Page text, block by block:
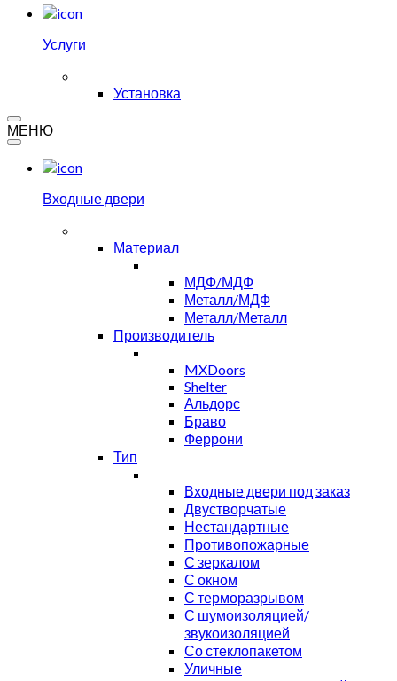
Услуги
Установка
МЕНЮ
Входные двери
Материал
МДФ/МДФ
Металл/МДФ
Металл/Металл
Производитель
MXDoors
Shelter
Альдорс
Браво
Феррони
Тип
Входные двери под заказ
Двустворчатые
Нестандартные
Противопожарные
С зеркалом
С окном
С терморазрывом
С шумоизоляцией/
звукоизоляцией
Со стеклопакетом
Уличные